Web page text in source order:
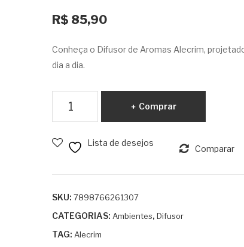
R$ 85,90
Conheça o Difusor de Aromas Alecrim,
dia a dia.
Alecrim
quantidade
Comprar
Lista de desejos
Comparar
SKU: 7898766261307
CATEGORIAS: Ambientes, Difusor
TAG: Alecrim